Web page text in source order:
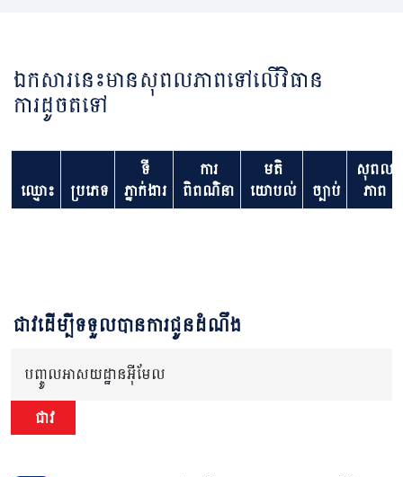
ឯកសារនេះមានសុពលភាពទៅលើវិធាន
ការដូចតទៅ
ឈ្មោះ ប្រភេទ
ទី
ភ្នាក់ងារ
ការ
ពិពណ៌នា
មតិ
យោបល់
ច្បាប់
សុពល
ភាព
ជាវដើម្បីទទួលបានការជូនដំណឹង
បញ្ចូលអាសយដ្ឋានអ៊ីមែល
ជាវ